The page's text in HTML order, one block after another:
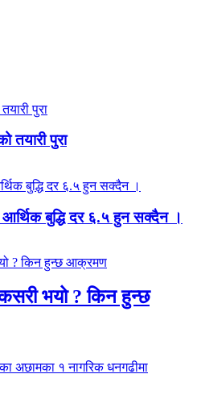
तयारी पुरा
बुद्धि दर ६.५ हुन सक्दैन ।
भयो ? किन हुन्छ